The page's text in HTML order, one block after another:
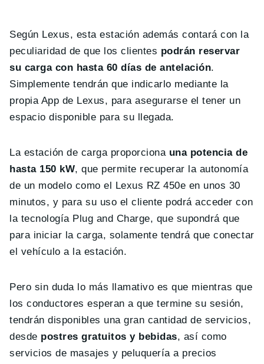
Según Lexus, esta estación además contará con la
peculiaridad de que los clientes podrán reservar
su carga con hasta 60 días de antelación.
Simplemente tendrán que indicarlo mediante la
propia App de Lexus, para asegurarse el tener un
espacio disponible para su llegada.
La estación de carga proporciona una potencia de
hasta 150 kW, que permite recuperar la autonomía
de un modelo como el Lexus RZ 450e en unos 30
minutos, y para su uso el cliente podrá acceder con
la tecnología Plug and Charge, que supondrá que
para iniciar la carga, solamente tendrá que conectar
el vehículo a la estación.
Pero sin duda lo más llamativo es que mientras que
los conductores esperan a que termine su sesión,
tendrán disponibles una gran cantidad de servicios,
desde postres gratuitos y bebidas, así como
servicios de masajes y peluquería a precios